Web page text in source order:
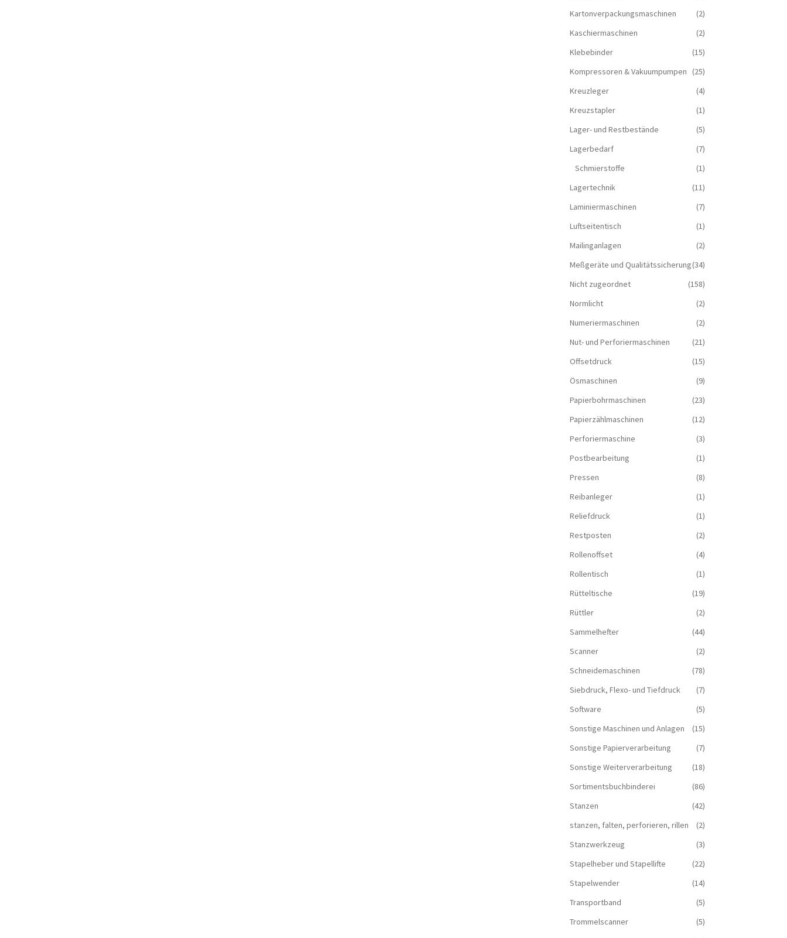
Kartonverpackungsmaschinen
(2)
Kaschiermaschinen
(2)
Klebebinder
(15)
Kompressoren & Vakuum­pumpen
(25)
Kreuzleger
(4)
Kreuzstapler
(1)
Lager- und Restbestände
(5)
Lagerbedarf
(7)
Schmierstoffe
(1)
Lagertechnik
(11)
Laminiermaschinen
(7)
Luftseitentisch
(1)
Mailinganlagen
(2)
Meßgeräte und Qualitätssicherung(34)
Nicht zugeordnet
(158)
Normlicht
(2)
Numeriermaschinen
(2)
Nut- und Perforiermaschinen
(21)
Offsetdruck
(15)
Ösmaschinen
(9)
Papierbohrmaschinen
(23)
Papierzählmaschinen
(12)
Perforiermaschine
(3)
Postbearbeitung
(1)
Pressen
(8)
Reibanleger
(1)
Reliefdruck
(1)
Restposten
(2)
Rollenoffset
(4)
Rollentisch
(1)
Rütteltische
(19)
Rüttler
(2)
Sammelhefter
(44)
Scanner
(2)
Schneidemaschinen
(78)
Siebdruck, Flexo- und Tiefdruck
(7)
Software
(5)
Sonstige Maschinen und Anlagen
(15)
Sonstige Papierverarbeitung
(7)
Sonstige Weiterverarbeitung
(18)
Sortimentsbuchbinderei
(86)
Stanzen
(42)
stanzen, falten, perforieren, rillen
(2)
Stanzwerkzeug
(3)
Stapelheber und Stapellifte
(22)
Stapelwender
(14)
Transportband
(5)
Trommelscanner
(5)